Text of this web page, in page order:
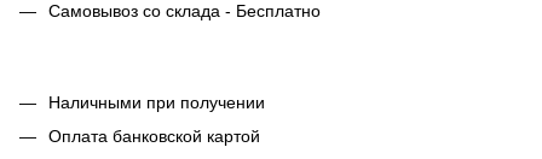
Самовывоз со склада - Бесплатно
Наличными при получении
Оплата банковской картой